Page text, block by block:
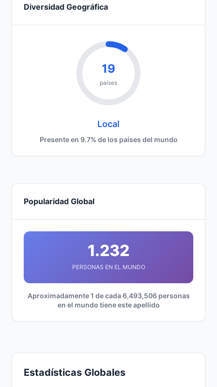
Diversidad Geográfica
19
países
Local
Presente en 9.7% de los países del mundo
Popularidad Global
1.232
PERSONAS EN EL MUNDO
Aproximadamente 1 de cada 6,493,506 personas
en el mundo tiene este apellido
Estadísticas Globales